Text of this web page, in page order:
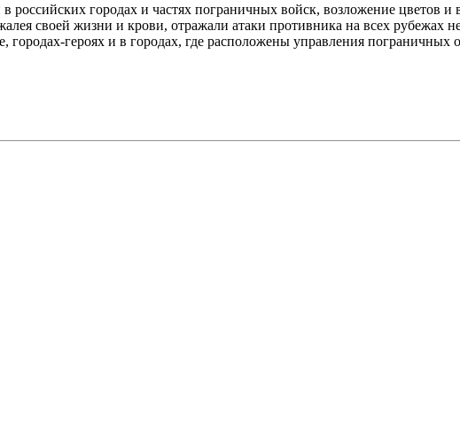
городах и частях пограничных войск, возложение цветов и
своей жизни и крови, отражали атаки противника на всех рубежах
героях и в городах, где расположены управления пограничных